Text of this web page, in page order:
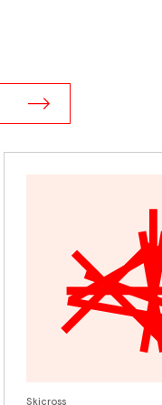
Skicross